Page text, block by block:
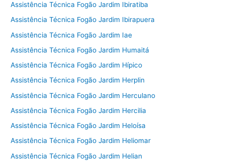
Assistência Técnica Fogão Jardim Ibiratiba
Assistência Técnica Fogão Jardim Ibirapuera
Assistência Técnica Fogão Jardim Iae
Assistência Técnica Fogão Jardim Humaitá
Assistência Técnica Fogão Jardim Hípico
Assistência Técnica Fogão Jardim Herplin
Assistência Técnica Fogão Jardim Herculano
Assistência Técnica Fogão Jardim Hercilia
Assistência Técnica Fogão Jardim Heloísa
Assistência Técnica Fogão Jardim Heliomar
Assistência Técnica Fogão Jardim Helian